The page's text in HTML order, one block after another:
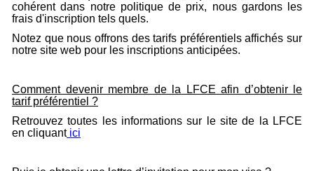
cohérent dans notre politique de prix, nous gardons les
frais d'inscription tels quels.
Notez que nous offrons des tarifs préférentiels affichés sur
notre site web pour les inscriptions anticipées.
Comment devenir membre de la LFCE afin d’obtenir le
tarif préférentiel ?
Retrouvez toutes les informations sur le site de la LFCE
en cliquantici